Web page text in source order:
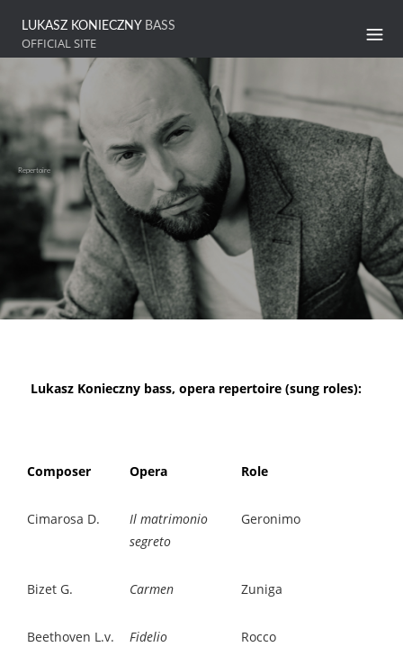
LUKASZ KONIECZNY BASS
OFFICIAL SITE
Repertoire
Lukasz Konieczny bass, opera repertoire (sung roles):
Composer Opera Role
Cimarosa D.
Il matrimonio
segreto
Geronimo
Bizet G. Carmen Zuniga
Beethoven L.v. Fidelio Rocco